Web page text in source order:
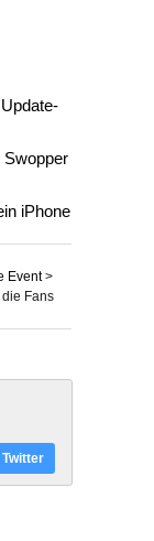
iPhone
Event>
Fans